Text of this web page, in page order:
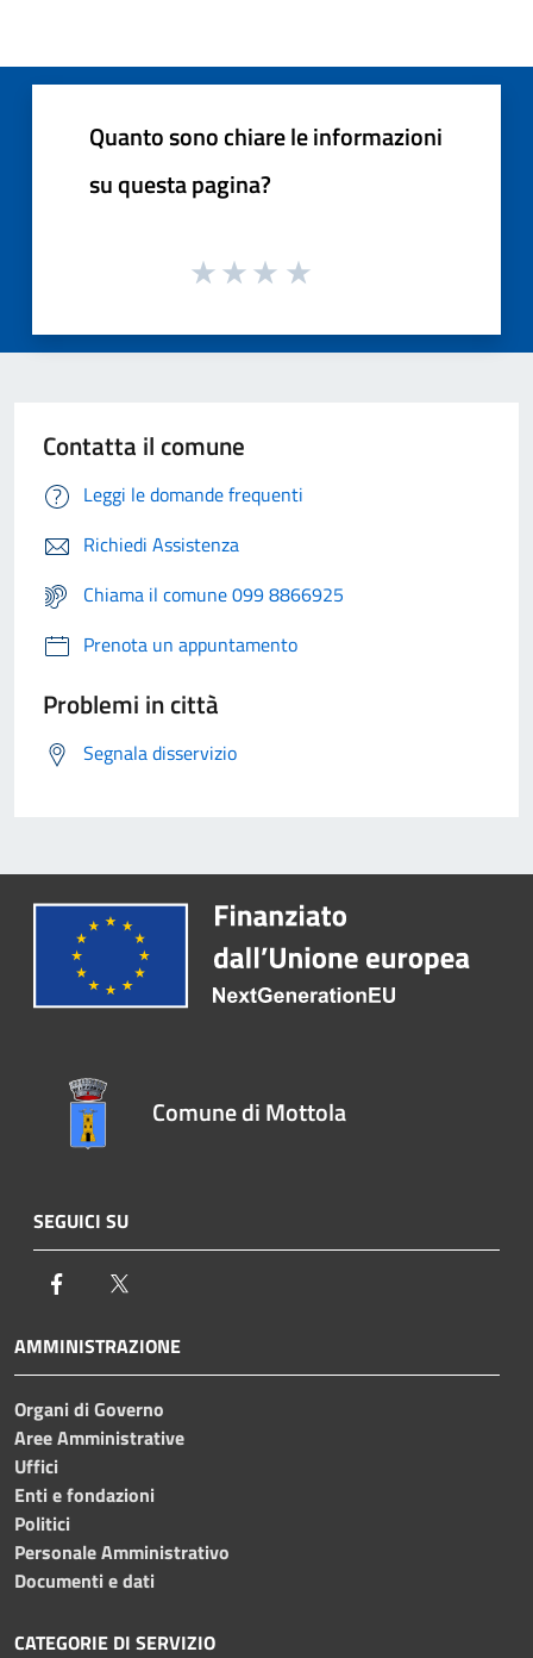
Quanto sono chiare le informazioni
su questa pagina?
Contatta il comune
Leggi le domande frequenti
Richiedi Assistenza
Chiama il comune 099 8866925
Prenota un appuntamento
Problemi in città
Segnala disservizio
Comune di Mottola
SEGUICI SU
Facebook
AMMINISTRAZIONE
Organi di Governo
Aree Amministrative
Uffici
Enti e fondazioni
Politici
Personale Amministrativo
Documenti e dati
CATEGORIE DI SERVIZIO